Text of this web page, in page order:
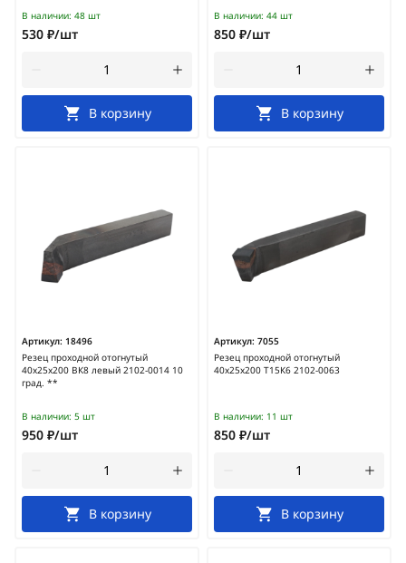
В наличии: 48 шт
530 ₽/шт
В корзину
В наличии: 44 шт
850 ₽/шт
В корзину
Артикул: 18496
Резец проходной отогнутый
40х25х200 ВК8 левый 2102-0014 10
град. **
В наличии: 5 шт
950 ₽/шт
В корзину
Артикул: 7055
Резец проходной отогнутый
40х25х200 Т15К6 2102-0063
В наличии: 11 шт
850 ₽/шт
В корзину